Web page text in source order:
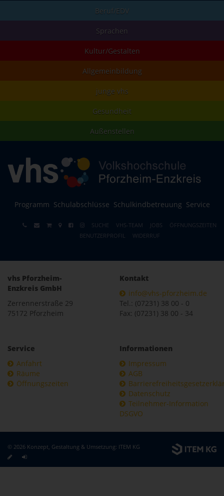
Beruf/EDV
Sprachen
Kultur/Gestalten
Allgemeinbildung
junge vhs
Gesundheit
Außenstellen
Programm Schulabschlüsse Schulkindbetreuung Service
SUCHE VHS-TEAM JOBS
ÖFFNUNGSZEITEN
BENUTZERPROFIL
WIDERRUF
vhs Pforzheim-
Enzkreis GmbH
Zerrennerstraße 29
75172 Pforzheim
Kontakt
info@vhs-pforzheim.de
Tel.: (07231) 38 00 - 0
Fax: (07231) 38 00 - 34
Service
Anfahrt
Räume
Öffnungszeiten
Informationen
Impressum
AGB
Datenschutz
Teilnehmer-Information
DSGVO
© 2026 Konzept, Gestaltung & Umsetzung: ITEM KG